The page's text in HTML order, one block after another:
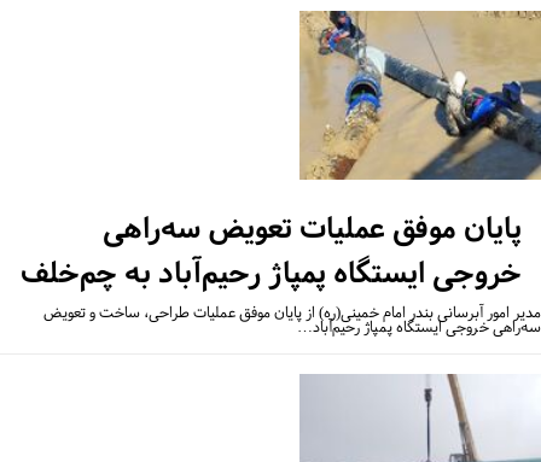
پایان موفق عملیات تعویض سه‌راهی
خروجی ایستگاه پمپاژ رحیم‌آباد به چم‌خلف
امور آبرسانی بندر امام خمینی(ره) از پایان موفق عملیات طراحی، ساخت و تعویض
خروجی ایستگاه پمپاژ رحیم‌آباد…